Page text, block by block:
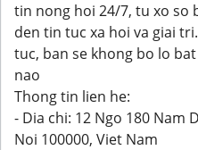
tin nong hoi 24/7, tu xo so
den tin tuc xa hoi va giai
tuc, ban se khong bo lo
nao
Thong tin lien he:
- Dia chi: 12 Ngo 180 Nam
Noi 100000, Viet Nam